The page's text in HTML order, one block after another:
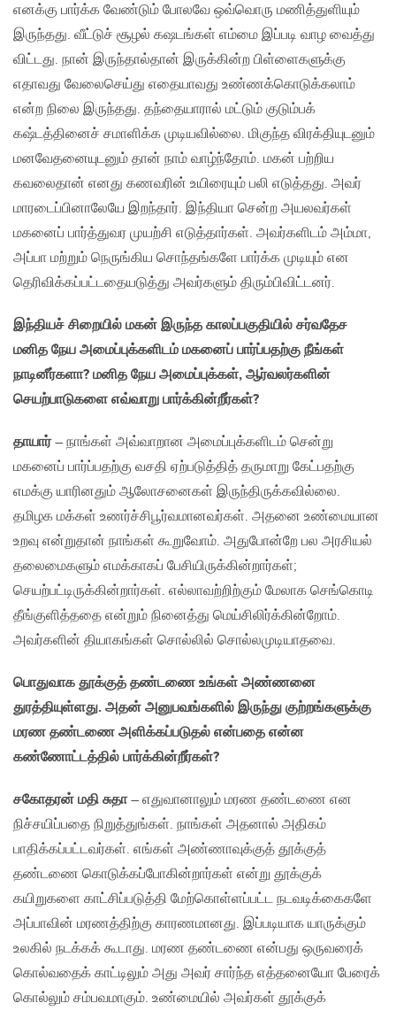
எனக்கு பார்க்க வேண்டும் போலவே ஒவ்வொரு மணித்துளியும்
இருந்தது. வீட்டுச் சூழல் கஷடங்கள் எம்மை இப்படி வாழ வைத்து
விட்டது. நான் இருந்தால்தான் இருக்கின்ற பிள்ளைகளுக்கு
எதாவது வேலைசெய்து எதையாவது உண்ணக்கொடுக்கலாம்
என்ற நிலை இருந்தது. தந்தையாரால் மட்டும் குடும்பக்
கஷ்டத்தினைச் சமாளிக்க முடியவில்லை. மிகுந்த விரக்தியுடனும்
மனவேதனையுடனும் தான் நாம் வாழ்ந்தோம். மகன் பற்றிய
கவலைதான் எனது கணவரின் உயிரையும் பலி எடுத்தது. அவர்
மாரடைப்பினாலேயே இறந்தார். இந்தியா சென்ற அயலவர்கள்
மகனைப் பார்த்துவர முயற்சி எடுத்தார்கள். அவர்களிடம் அம்மா,
அப்பா மற்றும் நெருங்கிய சொந்தங்களே பார்க்க முடியும் என
தெரிவிக்கப்பட்டதையடுத்து அவர்களும் திரும்பிவிட்டனர்.
இந்தியச் சிறையில் மகன் இருந்த காலப்பகுதியில் சர்வதேச
மனித நேய அமைப்புக்களிடம் மகனைப் பார்ப்பதற்கு நீங்கள்
நாடினீர்களா? மனித நேய அமைப்புக்கள், ஆர்வலர்களின்
செயற்பாடுகளை எவ்வாறு பார்க்கின்றீர்கள்?
தாயார்– நாங்கள் அவ்வாறான அமைப்புக்களிடம் சென்று
மகனைப் பார்ப்பதற்கு வசதி ஏற்படுத்தித் தருமாறு கேட்பதற்கு
எமக்கு யாரினதும் ஆலோசனைகள் இருந்திருக்கவில்லை.
தமிழக மக்கள் உணர்ச்சிபூர்வமானவர்கள். அதனை உண்மையான
உறவு என்றுதான் நாங்கள் கூறுவோம். அதுபோன்றே பல அரசியல்
தலைமைகளும் எமக்காகப் பேசியிருக்கின்றார்கள்;
செயற்பட்டிருக்கின்றார்கள். எல்லாவற்றிற்கும் மேலாக செங்கொடி
தீங்குளித்ததை என்றும் நினைத்து மெய்சிலிர்க்கின்றோம்.
அவர்களின் தியாகங்கள் சொல்லில் சொல்லமுடியாதவை.
பொதுவாக தூக்குத் தண்டணை உங்கள் அண்ணனை
துரத்தியுள்ளது. அதன் அனுபவங்களில் இருந்து குற்றங்களுக்கு
மரண தண்டணை அளிக்கப்படுதல் என்பதை என்ன
கண்ணோட்டத்தில் பார்க்கின்றீர்கள்?
சகோதரன் மதி சுதா– எதுவானாலும் மரண தண்டணை என
நிச்சயிப்பதை நிறுத்துங்கள். நாங்கள் அதனால் அதிகம்
பாதிக்கப்பட்டவர்கள். எங்கள் அண்ணாவுக்குத் தூக்குத்
தண்டணை கொடுக்கப்போகின்றார்கள் என்று தூக்குக்
கயிறுகளை காட்சிப்படுத்தி மேற்கொள்ளப்பட்ட நடவடிக்கைகளே
அப்பாவின் மரணத்திற்கு காரணமானது. இப்படியாக யாருக்கும்
உலகில் நடக்கக் கூடாது. மரண தண்டணை என்பது ஒருவரைக்
கொல்வதைக் காட்டிலும் அது அவர் சார்ந்த எத்தனையோ பேரைக்
கொல்லும் சம்பவமாகும். உண்மையில் அவர்கள் தூக்குக்